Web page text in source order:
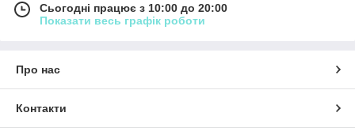
Сьогодні працює з 10:00 до 20:00
Показати весь графік роботи
Про нас
Контакти